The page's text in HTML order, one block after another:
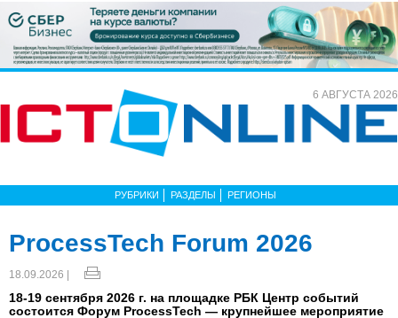
6 АВГУСТА 2026
РУБРИКИ РАЗДЕЛЫ РЕГИОНЫ
ProcessTech Forum 2026
18.09.2026 |
18-19 сентября 2026 г. на площадке РБК Центр событий
состоится Форум ProcessTech — крупнейшее мероприятие